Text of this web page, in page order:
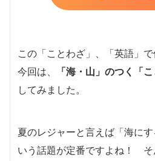
この「ことわざ」、「英語」で
今回は、
「海・山」のつく「こ
してみました。
夏のレジャーと言えば「海に
いう話題が定番ですよね！ そ